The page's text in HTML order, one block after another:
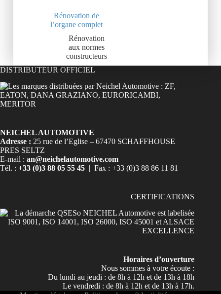
Rénovation de
l’organe complet
Rénovation
aux normes
constructeurs
DISTRIBUTEUR OFFICIEL
NEICHEL AUTOMOTIVE
Adresse : 25 rue de l’Eglise – 67470 SCHAFFHOUSE
PRES SELTZ
E-mail : an@neichelautomotive.com
Tél. : +33 (0)3 88 05 55 45 | Fax : +33 (0)3 88 86 11 81
CERTIFICATIONS
Horaires d’ouverture
Nous sommes à votre écoute :
Du lundi au jeudi : de 8h à 12h et de 13h à 18h
Le vendredi : de 8h à 12h et de 13h à 17h.